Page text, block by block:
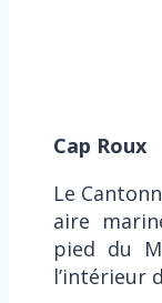
Cap Roux
Le
aire
pied du
l’intérieur